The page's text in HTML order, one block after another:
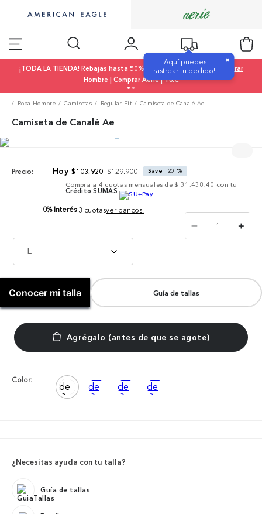
¡Aquí puedes
rastrear tu pedido!
×
¡TODA LA TIENDA! Rebajas hasta 50% OFF |Comprar Mujer|
Comprar
Hombre | Comprar Aerie|T&C
Ropa Hombre Camisetas Regular Fit Camiseta de Canalé Ae
Camiseta de Canalé Ae
Precio: $103. 920 $129.900 Save 20 %
Compra a 4 cuotas mensuales de $ 31.438,40 con tu
Crédito SUMAS
0% Interés 3 cuotasver bancos.
L
＋
－
Conocer mi talla Guía de tallas
Color:
¿Necesitas ayuda con tu talla?
Guía de tallas